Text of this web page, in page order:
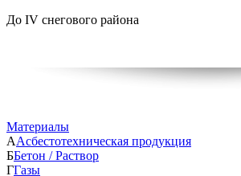
До IV снегового района
Материалы
ААсбестотехническая продукция
ББетон / Раствор
ГГазы